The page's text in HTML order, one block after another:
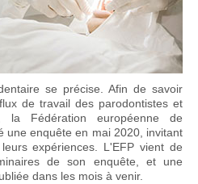
se précise. Afin de savoir
de travail des parodontistes et
la Fédération européenne de
une enquête en mai 2020, invitant
expériences. L'EFP vient de
de son enquête, et une
dans les mois à venir.